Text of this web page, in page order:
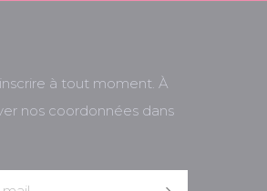
à tout moment. À
nos coordonnées dans